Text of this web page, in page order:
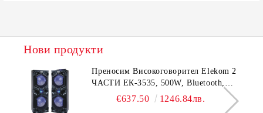
Нови продукти
Преносим Високоговорител Elekom 2
ЧАСТИ ЕК-3535, 500W, Bluetooth,
Bluetooth, USB, Караоке, 2
€637.50 1246.84лв.